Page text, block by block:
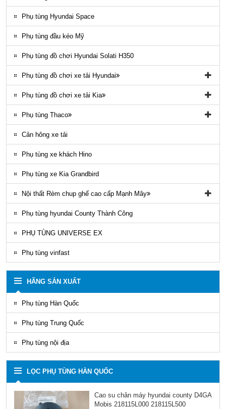
Nội thất County
Ngoại thất County
Phụ tùng điều hòa County
Phụ tùng Hyundai Space
Phụ tùng đầu kéo Mỹ
Phụ tùng đồ chơi Hyundai Solati H350
Phụ tùng đồ chơi xe tải Hyundai
Phụ tùng đồ chơi xe tải Hyundai HD65, HD72
Phụ tùng Trago
Phụ tung hyundai mighty ex8
Phụ tùng đồ chơi xe tải Kia
Phụ tùng đồ chơi kia Bongo
Phụ tùng Kia K3000
Phụ tùng Thaco
Phụ tùng vỏ xe khách Thaco
Phụ tùng gầm máy xe khách Thaco
Cản hông xe tải
Phụ tùng xe khách Hino
Phụ tùng xe Kia Grandbird
Nội thất Rèm chup ghế cao cấp Mạnh Mây
Rèm áo ghế xe County Mạnh Mây
Phụ tùng hyundai County Thành Công
PHỤ TÙNG UNIVERSE EX
Phụ tùng vinfast
HÃNG SẢN XUẤT
Phụ tùng Hàn Quốc
Phụ tùng Trung Quốc
Phụ tùng nội địa
LỌC PHỤ TÙNG HÀN QUỐC
Cao su chân máy hyundai county D4GA
Mobis 218115L000 218115L500